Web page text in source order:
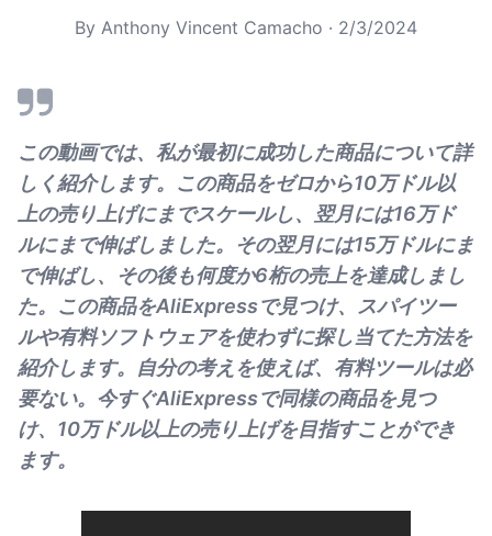
By Anthony Vincent Camacho · 2/3/2024
この動画では、私が最初に成功した商品について詳
しく紹介します。この商品をゼロから10万ドル以
上の売り上げにまでスケールし、翌月には16万ド
ルにまで伸ばしました。その翌月には15万ドルにま
で伸ばし、その後も何度か6桁の売上を達成しまし
た。この商品をAliExpressで見つけ、スパイツー
ルや有料ソフトウェアを使わずに探し当てた方法を
紹介します。自分の考えを使えば、有料ツールは必
要ない。今すぐAliExpressで同様の商品を見つ
け、10万ドル以上の売り上げを目指すことができ
ます。